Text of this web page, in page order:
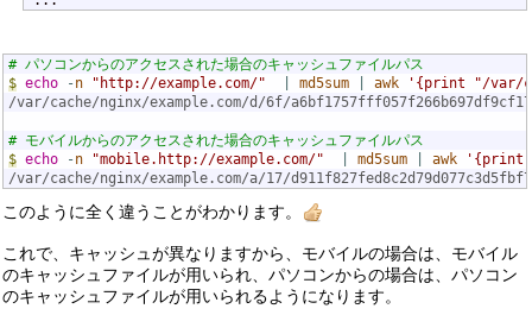
# パソコンからのアクセスされた場合のキャッシュファイルパス
$ echo -n "http://example.com/" md5sum awk
'{print "/var/
/var/cache/nginx/example.com/d/6f/
# モバイルからのアクセスされた場合のキャッシュファイルパス
$ echo -n "mobile.http://example.com/" md5sum awk
'{print
/var/cache/nginx/example.com/a/17/
このように全く違うことがわかります。
これで、キャッシュが異なりますから、モバイルの場合は、モバイル
のキャッシュファイルが用いられ、パソコンからの場合は、パソコン
のキャッシュファイルが用いられるようになります。